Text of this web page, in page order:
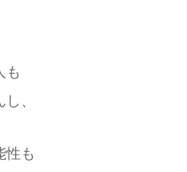
も
、
性も